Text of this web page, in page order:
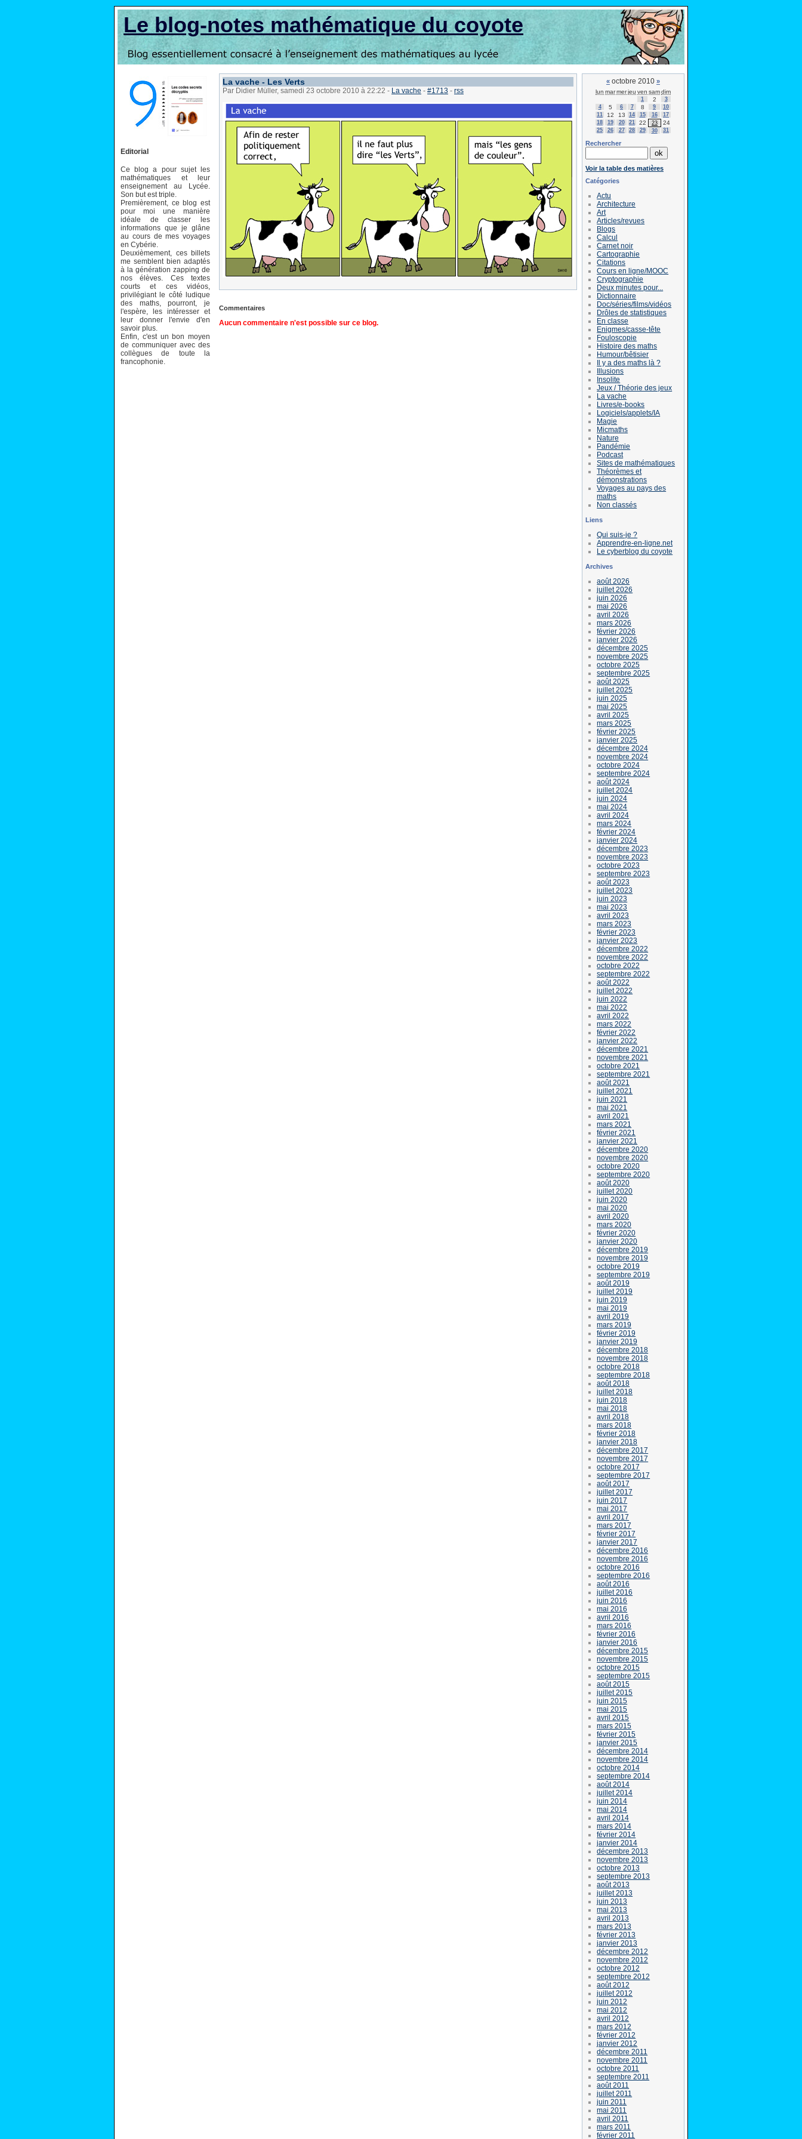
Le blog-notes mathématique du coyote
Editorial
Ce blog a pour sujet les
mathématiques et leur
enseignement au Lycée.
Son but est triple.
Premièrement, ce blog est
pour moi une manière
idéale de classer les
informations que je glâne
au cours de mes voyages
en Cybérie.
Deuxièmement, ces billets
me semblent bien adaptés
à la génération zapping de
nos élèves. Ces textes
courts et ces vidéos,
privilégiant le côté ludique
des maths, pourront, je
l'espère, les intéresser et
leur donner l'envie d'en
savoir plus.
Enfin, c'est un bon moyen
de communiquer avec des
collègues de toute la
francophonie.
La vache - Les Verts
Par Didier Müller, samedi 23 octobre 2010 à 22:22 - La vache - #1713 - rss
Commentaires
Aucun commentaire n'est possible sur ce blog.
« octobre 2010 »
lun marmerjeu ven samdim
1 2
3
4
5 6 7 8 9
10
11
12 13 14 15 16
17
18
19 20 21 22 23 24
25 26 27 28 29 30 31
Rechercher
Voir la table des matières
Catégories
Actu
Architecture
Art
Articles/revues
Blogs
Calcul
Carnet noir
Cartographie
Citations
Cours en ligne/MOOC
Cryptographie
Deux minutes pour...
Dictionnaire
Doc/séries/films/vidéos
Drôles de statistiques
En classe
Enigmes/casse-tête
Fouloscopie
Histoire des maths
Humour/bêtisier
Il y a des maths là ?
Illusions
Insolite
Jeux / Théorie des jeux
La vache
Livres/e-books
Logiciels/applets/IA
Magie
Micmaths
Nature
Pandémie
Podcast
Sites de mathématiques
Théorèmes et
démonstrations
Voyages au pays des
maths
Non classés
Liens
Qui suis-je ?
Apprendre-en-ligne.net
Le cyberblog du coyote
Archives
août 2026
juillet 2026
juin 2026
mai 2026
avril 2026
mars 2026
février 2026
janvier 2026
décembre 2025
novembre 2025
octobre 2025
septembre 2025
août 2025
juillet 2025
juin 2025
mai 2025
avril 2025
mars 2025
février 2025
janvier 2025
décembre 2024
novembre 2024
octobre 2024
septembre 2024
août 2024
juillet 2024
juin 2024
mai 2024
avril 2024
mars 2024
février 2024
janvier 2024
décembre 2023
novembre 2023
octobre 2023
septembre 2023
août 2023
juillet 2023
juin 2023
mai 2023
avril 2023
mars 2023
février 2023
janvier 2023
décembre 2022
novembre 2022
octobre 2022
septembre 2022
août 2022
juillet 2022
juin 2022
mai 2022
avril 2022
mars 2022
février 2022
janvier 2022
décembre 2021
novembre 2021
octobre 2021
septembre 2021
août 2021
juillet 2021
juin 2021
mai 2021
avril 2021
mars 2021
février 2021
janvier 2021
décembre 2020
novembre 2020
octobre 2020
septembre 2020
août 2020
juillet 2020
juin 2020
mai 2020
avril 2020
mars 2020
février 2020
janvier 2020
décembre 2019
novembre 2019
octobre 2019
septembre 2019
août 2019
juillet 2019
juin 2019
mai 2019
avril 2019
mars 2019
février 2019
janvier 2019
décembre 2018
novembre 2018
octobre 2018
septembre 2018
août 2018
juillet 2018
juin 2018
mai 2018
avril 2018
mars 2018
février 2018
janvier 2018
décembre 2017
novembre 2017
octobre 2017
septembre 2017
août 2017
juillet 2017
juin 2017
mai 2017
avril 2017
mars 2017
février 2017
janvier 2017
décembre 2016
novembre 2016
octobre 2016
septembre 2016
août 2016
juillet 2016
juin 2016
mai 2016
avril 2016
mars 2016
février 2016
janvier 2016
décembre 2015
novembre 2015
octobre 2015
septembre 2015
août 2015
juillet 2015
juin 2015
mai 2015
avril 2015
mars 2015
février 2015
janvier 2015
décembre 2014
novembre 2014
octobre 2014
septembre 2014
août 2014
juillet 2014
juin 2014
mai 2014
avril 2014
mars 2014
février 2014
janvier 2014
décembre 2013
novembre 2013
octobre 2013
septembre 2013
août 2013
juillet 2013
juin 2013
mai 2013
avril 2013
mars 2013
février 2013
janvier 2013
décembre 2012
novembre 2012
octobre 2012
septembre 2012
août 2012
juillet 2012
juin 2012
mai 2012
avril 2012
mars 2012
février 2012
janvier 2012
décembre 2011
novembre 2011
octobre 2011
septembre 2011
août 2011
juillet 2011
juin 2011
mai 2011
avril 2011
mars 2011
février 2011